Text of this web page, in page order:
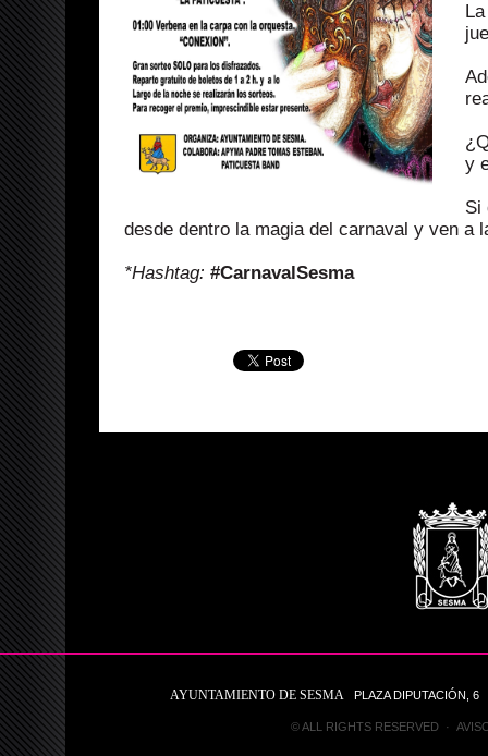
y
Si
desde dentro la magia del carnaval y ven a
*Hashtag: #CarnavalSesma
AYUNTAMIENTO DE SESMA PLAZA DIPUTACIÓN, 6
© ALL RIGHTS RESERVED ·